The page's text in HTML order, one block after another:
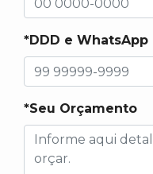
*DDD e WhatsApp
*Seu Orçamento